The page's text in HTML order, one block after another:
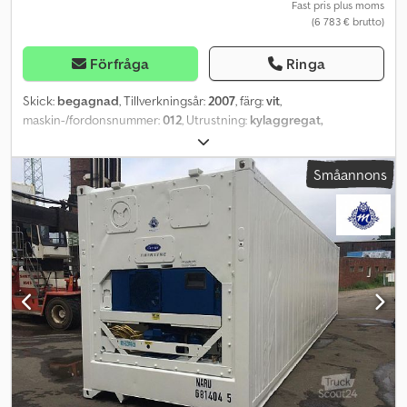
PVC-gardin (temperaturbeständig) 3/ Halksäkert golv 4/
Hyllsystem 5/ Containerramp Viktigt: Observera att ytan där du vill
välkommen att besöka vårt containerlager i Hamburg när som
helst.
Fast pris plus moms
(6 783 € brutto)
Förfråga Ringa
Skick: begagnad, Tillverkningsår:2007, färg:vit,
maskin-/fordonsnummer:012, Utrustning: kylaggregat,
, Bästa damer och herrar, Tack för ert intresse
för vår annons. Vi är ett välrenommerat certifierat företag vid
Hamburgs hamn. Vårt specialområde är kylcontainrar – Oavsett
om det gäller reparation, försäljning eller reservdelar är ni hos oss
på rätt plats. I denna annons erbjuder vi en 40' Thermo King
kylcontainer, årsmodell 2001. Containern lämnar vårt depot: –
nytillverkad och nybesiktigad med PTI – OK (fullt fungerande och
kontrollerad av vårt certifierade team) – CSC-giltig, vind- och
vattentät – Temperaturintervall från -30⁰C till +30⁰C (perfekt för
kylda eller varma varor) – Kylenheten är direkt driftsklar.
Isoleringen är i genomsnitt 10 cm (beroende på tillverkare). Vi
erbjuder särskilda tjänster till våra kunder efter försäljning: –
Professionell och kostnadsfri rådgivning – Garanti på begäran
(mot tillägg) – Förmånliga reservdelar för kunder – Komplett
Småannons